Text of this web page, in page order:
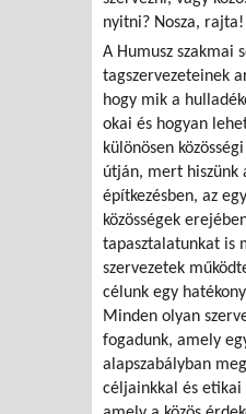
nyitni? Nosza, rajta!
A Humusz szakmai
tagszervezeteinek
hogy mik a
okai és hogyan
különösen
útján, mert
építkezésben, az
közösségek
tapasztalatunkat is
szervezetek
célunk egy
Minden olyan
fogadunk, amely
alapszabályban
céljainkkal és etikai